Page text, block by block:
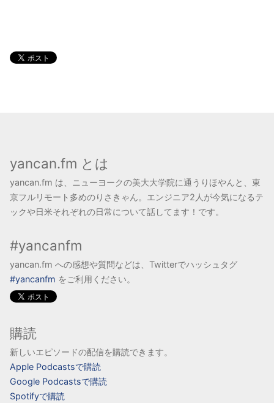
yancan.fm とは
yancan.fm は、ニューヨークの美大大学院に通うりほやんと、東
京フルリモート多めのりさきゃん。エンジニア2人が今気になるテ
ックや日米それぞれの日常について話してます！です。
#yancanfm
yancan.fm への感想や質問などは、Twitterでハッシュタグ
#yancanfm をご利用ください。
購読
新しいエピソードの配信を購読できます。
Apple Podcastsで購読
Google Podcastsで購読
Spotifyで購読